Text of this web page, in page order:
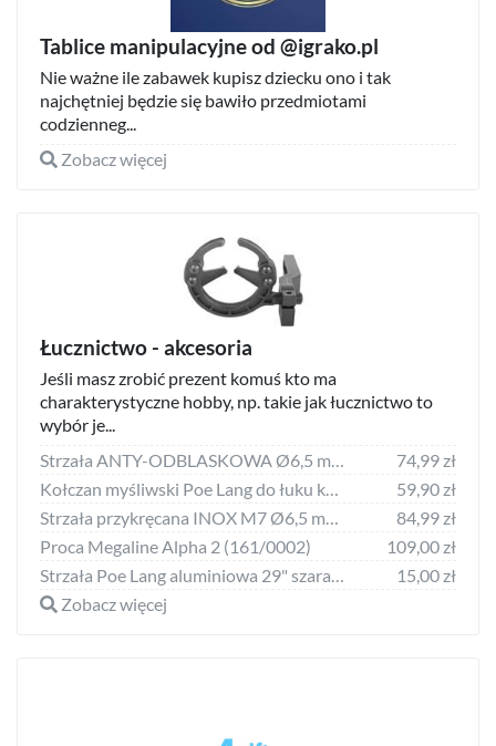
Tablice manipulacyjne od @igrako.pl
Nie ważne ile zabawek kupisz dziecku ono i tak
najchętniej będzie się bawiło przedmiotami
codzienneg...
Zobacz więcej
Łucznictwo - akcesoria
Jeśli masz zrobić prezent komuś kto ma
charakterystyczne hobby, np. takie jak łucznictwo to
wybór je...
Strzała ANTY-ODBLASKOWA Ø6,5 mm 130 cm do kuszy do łowiectwa podwodnego
74,99 zł
Kołczan myśliwski Poe Lang do łuku kamuflaż (B10003B-AC)
59,90 zł
Strzała przykręcana INOX M7 Ø6,5 mm 115 cm do kuszy do łowiectwa podwodnego
84,99 zł
Proca Megaline Alpha 2 (161/0002)
109,00 zł
Strzała Poe Lang aluminiowa 29" szara 1816 (D-017)
15,00 zł
Zobacz więcej